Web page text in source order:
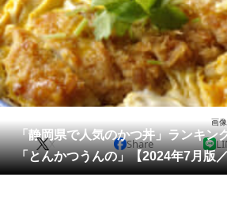
エンタメ クイズ
グルメ 地域
住まい 教育・育
動物 リサーチ
会員記事
メディア
「静岡県で人気のかつ丼」ランキ
「とんかつうんの」【2024年7月版
画
X Share